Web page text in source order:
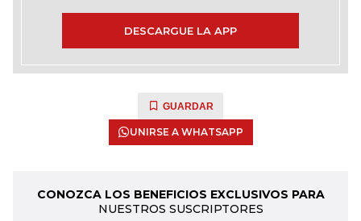
DESCARGUE LA APP
GUARDAR
UNIRSE A WHATSAPP
CONOZCA LOS BENEFICIOS EXCLUSIVOS PARA
NUESTROS SUSCRIPTORES